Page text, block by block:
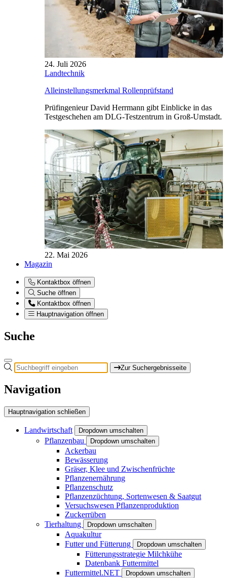
24. Juli 2026
Landtechnik
Alleinstellungsmerkmal Rollenprüfstand
Prüfingenieur David Herrmann gibt Einblicke in das
Testgeschehen am DLG-Testzentrum in Groß-Umstadt.
22. Mai 2026
Magazin
Kontaktbox öffnen
Suche öffnen
Kontaktbox öffnen
Hauptnavigation öffnen
Suche
Zur Suchergebnisseite
Navigation
Hauptnavigation schließen
Landwirtschaft Dropdown umschalten
Pflanzenbau Dropdown umschalten
Ackerbau
Bewässerung
Gräser, Klee und Zwischenfrüchte
Pflanzenernährung
Pflanzenschutz
Pflanzenzüchtung, Sortenwesen & Saatgut
Versuchswesen Pflanzenproduktion
Zuckerrüben
Tierhaltung
Dropdown umschalten
Aquakultur
Futter und Fütterung
Dropdown umschalten
Fütterungsstrategie Milchkühe
Datenbank Futtermittel
Futtermittel.NET
Dropdown umschalten